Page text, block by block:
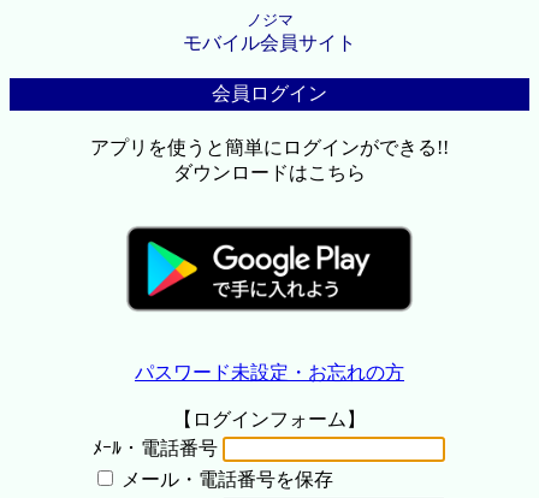
ノジマ
モバイル会員サイト
会員ログイン
アプリを使うと簡単にログインができる!!
ダウンロードはこちら
パスワード未設定・お忘れの方
【ログインフォーム】
ﾒｰﾙ・電話番号
メール・電話番号を保存